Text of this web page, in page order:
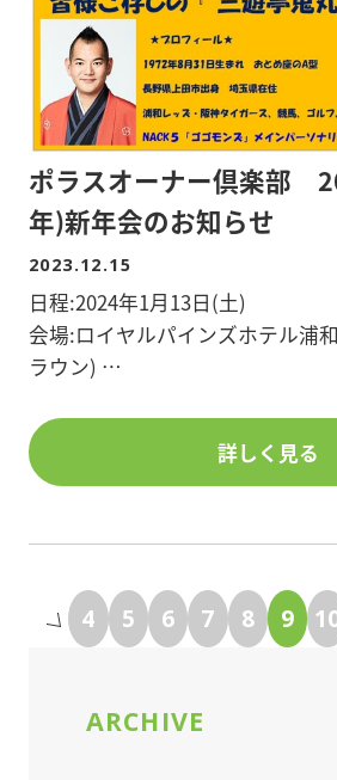
することで、ライフスタイルに応
る工夫を盛り込んだ住宅に計画し
■間取り/2LDK
■階数/3階建て
■竣工日/2020年8月
■構造/木造
■敷地面積/63.62平米
■所在地/さいたま市中央区
物件詳細を知りたい方、ポラスグ
は、
是非、ポラスで建築をご検討くだ
ポラスオーナー倶楽部
年)新年会のお知らせ
2023.12.15
日程:2024年1月13日(土)
会場:ロイヤルパインズホテル浦
ラウン)
参加費:会員・ご家族/6,000円
定員:220名
特別ゲストはNACK5「ゴゴモン
リティーでおなじみの『三遊亭
詳しく見る
4 5 6 7 8 9
ARCHIVE